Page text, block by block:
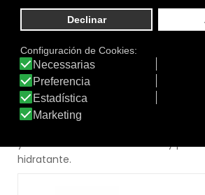
Aceite vegetal de aguacate
Muy nutritivo, apto para todo tipo de
un buen recurso para los cabellos
hidratante.